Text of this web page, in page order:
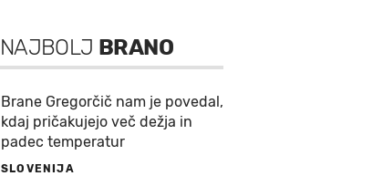
NAJBOLJ BRANO
Brane Gregorčič nam je povedal,
kdaj pričakujejo več dežja in
padec temperatur
SLOVENIJA